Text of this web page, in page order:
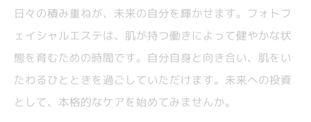
日々の積み重ねが、未来の自分を輝かせます。フォトフ
ェイシャルエステは、肌が持つ働きによって健やかな状
態を育むための時間です。自分自身と向き合い、肌をい
たわるひとときを過ごしていただけます。未来への投資
として、本格的なケアを始めてみませんか。